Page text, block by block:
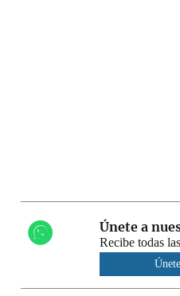
Únete a
Recibe todas
Únete